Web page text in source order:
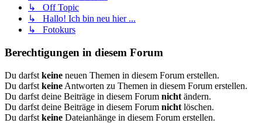
↳ Off Topic
↳ Hallo! Ich bin neu hier ...
↳ Fotokurs
Berechtigungen in diesem Forum
Du darfst keine neuen Themen in diesem Forum erstellen.
Du darfst keine Antworten zu Themen in diesem Forum erstellen.
Du darfst deine Beiträge in diesem Forum nicht ändern.
Du darfst deine Beiträge in diesem Forum nicht löschen.
Du darfst keine Dateianhänge in diesem Forum erstellen.